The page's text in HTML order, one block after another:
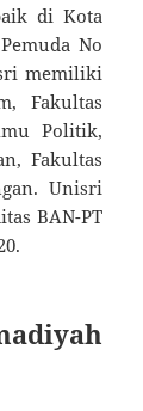
di Kota
No
memiliki
Fakultas
Politik,
Fakultas
Unisri
BAN-PT